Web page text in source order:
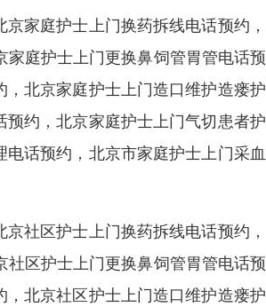
家庭护士上门换药拆线电话预约
庭护士上门更换鼻饲管胃管电话
北京家庭护士上门造口维护造瘘
约，北京家庭护士上门气切患者
话预约，北京市家庭护士上门采
社区护士上门换药拆线电话预约
区护士上门更换鼻饲管胃管电话
北京社区护士上门造口维护造瘘